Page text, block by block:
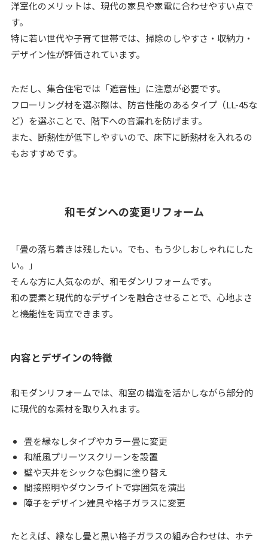
洋室化のメリットは、現代の家具や家電に合わせやすい点で
す。
特に若い世代や子育て世帯では、掃除のしやすさ・収納力・
デザイン性が評価されています。
ただし、集合住宅では「遮音性」に注意が必要です。
フローリング材を選ぶ際は、防音性能のあるタイプ（LL-45な
ど）を選ぶことで、階下への音漏れを防げます。
また、断熱性が低下しやすいので、床下に断熱材を入れるの
もおすすめです。
和モダンへの変更リフォーム
「畳の落ち着きは残したい。でも、もう少しおしゃれにした
い。」
そんな方に人気なのが、和モダンリフォームです。
和の要素と現代的なデザインを融合させることで、心地よさ
と機能性を両立できます。
内容とデザインの特徴
和モダンリフォームでは、和室の構造を活かしながら部分的
に現代的な素材を取り入れます。
畳を縁なしタイプやカラー畳に変更
和紙風プリーツスクリーンを設置
壁や天井をシックな色調に塗り替え
間接照明やダウンライトで雰囲気を演出
障子をデザイン建具や格子ガラスに変更
たとえば、縁なし畳と黒い格子ガラスの組み合わせは、ホテ